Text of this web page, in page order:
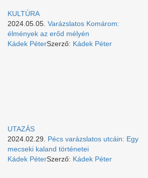
KULTÚRA
2024.05.05. Varázslatos Komárom:
élmények az erőd mélyén
Kádek PéterSzerző: Kádek Péter
UTAZÁS
2024.02.29.
Pécs varázslatos utcáin: Egy
mecseki kaland történetei
Kádek PéterSzerző: Kádek Péter